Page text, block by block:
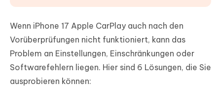
Wenn iPhone 17 Apple CarPlay auch nach den
Vorüberprüfungen nicht funktioniert, kann das
Problem an Einstellungen, Einschränkungen oder
Softwarefehlern liegen. Hier sind 6 Lösungen, die Sie
ausprobieren können: